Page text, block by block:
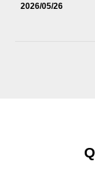
2026/05/26